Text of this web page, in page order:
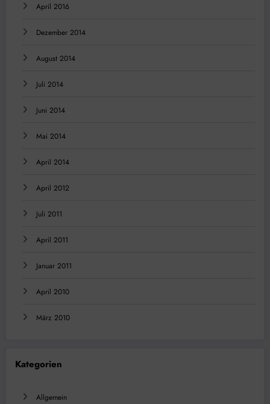
April 2016
Dezember 2014
August 2014
Juli 2014
Juni 2014
Mai 2014
April 2014
April 2012
Juli 2011
April 2011
Januar 2011
April 2010
März 2010
Kategorien
Allgemein